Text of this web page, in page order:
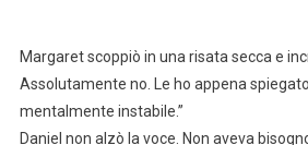
Margaret scoppiò in una risata secca e
Assolutamente no. Le ho appena
mentalmente instabile.”
Daniel non alzò la voce. Non aveva